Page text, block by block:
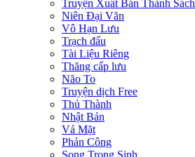
Truyện Xuất Bản Thành Sách
Niên Đại Văn
Vô Hạn Lưu
Trạch đấu
Tài Liệu Riêng
Thăng cấp lưu
Não To
Truyện dịch Free
Thủ Thành
Nhật Bản
Vả Mặt
Phản Công
Song Trọng Sinh